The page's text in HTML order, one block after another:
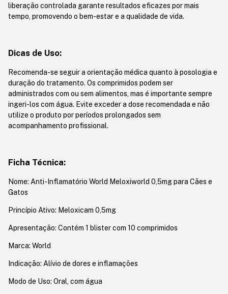
liberação controlada garante resultados eficazes por mais
tempo, promovendo o bem-estar e a qualidade de vida.
Dicas de Uso:
Recomenda-se seguir a orientação médica quanto à posologia e
duração do tratamento. Os comprimidos podem ser
administrados com ou sem alimentos, mas é importante sempre
ingeri-los com água. Evite exceder a dose recomendada e não
utilize o produto por períodos prolongados sem
acompanhamento profissional.
Ficha Técnica:
Nome: Anti-Inflamatório World Meloxiworld 0,5mg para Cães e
Gatos
Princípio Ativo: Meloxicam 0,5mg
Apresentação: Contém 1 blister com 10 comprimidos
Marca: World
Indicação: Alívio de dores e inflamações
Modo de Uso: Oral, com água